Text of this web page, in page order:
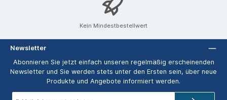
Kein Mindestbestellwert
Newsletter
Abonnieren Sie jetzt einfach unseren regelmäßig erscheinenden
Newsletter und Sie werden stets unter den Ersten sein, über neue
Produkte und Angebote informiert werden.